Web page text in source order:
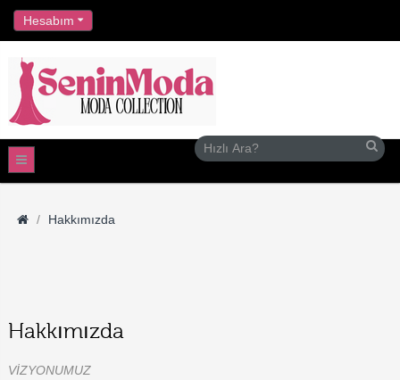
Hesabım
Hakkımızda
Hakkımızda
VİZYONUMUZ